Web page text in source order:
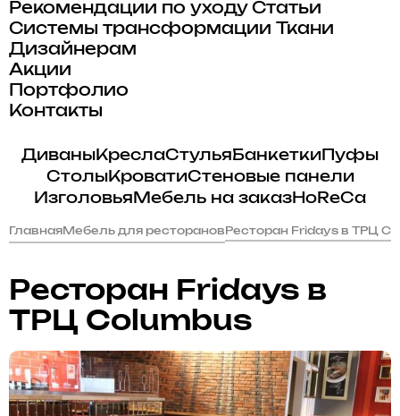
Рекомендации по уходу Статьи
Системы трансформации
Ткани
Дизайнерам
Акции
Портфолио
Контакты
ДиваныКреслаСтульяБанкеткиПуфы
СтолыКроватиСтеновые панели
Изголовья Мебель на заказHoReCa
ГлавнаяМебель для ресторанов Ресторан Fridays в ТРЦ
Ресторан Fridays в
ТРЦ Columbus